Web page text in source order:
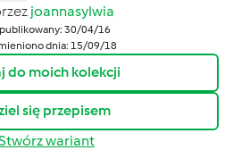
joannasylwia
30/04/16
dnia: 15/09/18
do moich kolekcji
się przepisem
wariant